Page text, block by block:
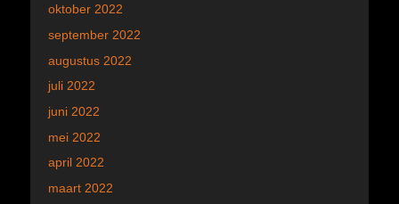
oktober 2022
september 2022
augustus 2022
juli 2022
juni 2022
mei 2022
april 2022
maart 2022